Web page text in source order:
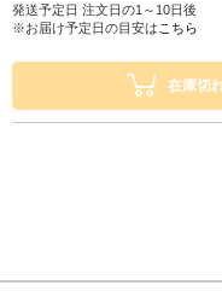
発送予定日 注文日の1～10日後
※お届け予定日の目安は こちら
在庫切